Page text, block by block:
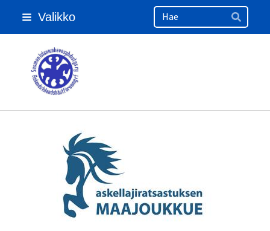
Siirry
Valikko Haku
Hae
Suomen Islanninhevosyhdistys ry